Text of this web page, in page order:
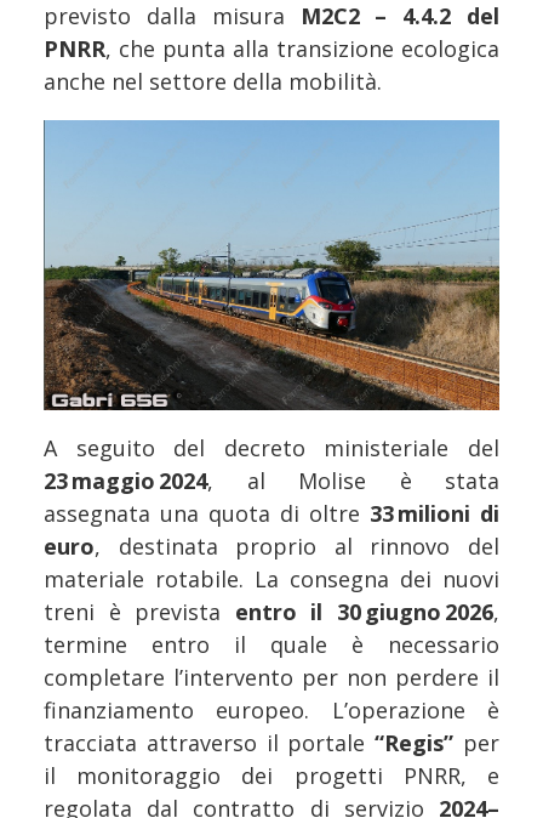
previsto dalla misura
M2C2 – 4.4.2 del
PNRR, che punta alla transizione ecologica
anche nel settore della mobilità.
A seguito del decreto ministeriale del
23 maggio 2024, al Molise è stata
assegnata una quota di oltre 33 milioni di
euro, destinata proprio al rinnovo del
materiale rotabile. La consegna dei nuovi
treni è prevista entro il 30 giugno 2026,
termine entro il quale è necessario
completare l’intervento per non perdere il
finanziamento europeo. L’operazione è
tracciata attraverso il portale“Regis” per
il monitoraggio dei progetti PNRR, e
regolata dal contratto di servizio 2024–